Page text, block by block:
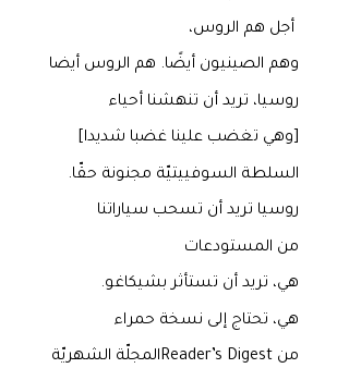
أجل هم الروس،
وهم الصينيون أيضًا. هم الروس أيضا
روسيا، تريد أن تنهشنا أحياء
[وهي تغضب علينا غضبا شديدا]
السلطة السوفييتيّة مجنونة حقّا.
روسيا تريد أن تسحب سياراتنا
من المستودعات
هي، تريد أن تستأثر بشيكاغو.
هي، تحتاج إلى نسخة حمراء
من Reader’s Digestالمجلّة الشهريّة